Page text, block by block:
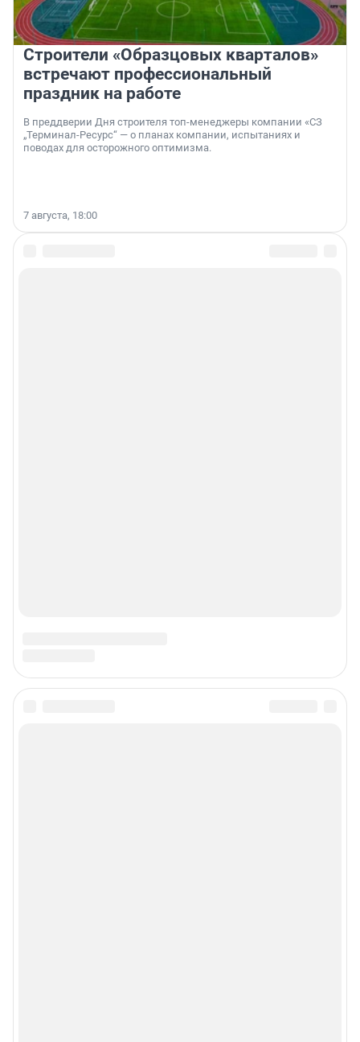
Строители «Образцовых кварталов»
встречают профессиональный
праздник на работе
В преддверии Дня строителя топ-менеджеры компании «СЗ
„Терминал-Ресурс“ — о планах компании, испытаниях и
поводах для осторожного оптимизма.
7 августа, 18:00